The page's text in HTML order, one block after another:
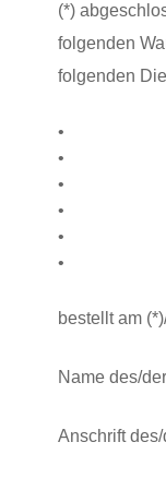
(*)
folgenden
folgenden
•
•
•
•
•
•
bestellt am
Name des/
Anschrift